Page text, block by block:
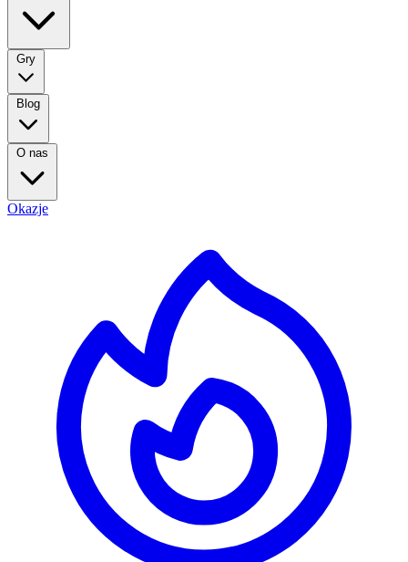
Gry
Blog
O nas
Okazje